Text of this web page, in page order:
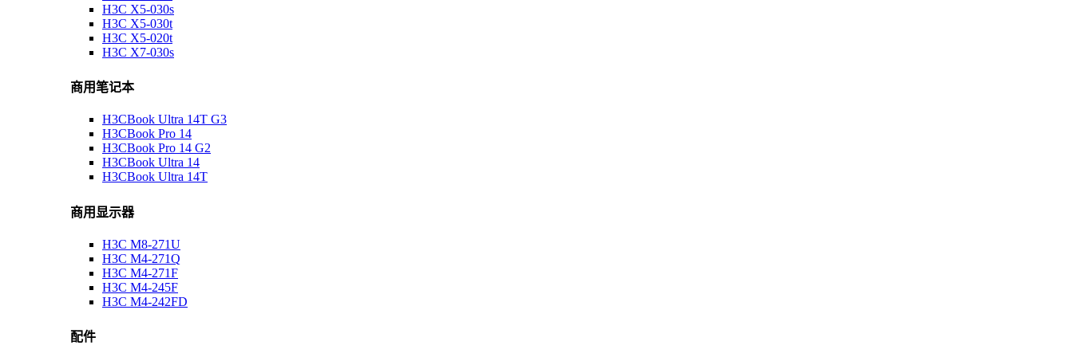
H3C X5-030s
H3C X5-030t
H3C X5-020t
H3C X7-030s
商用笔记本
H3CBook Ultra 14T G3
H3CBook Pro 14
H3CBook Pro 14 G2
H3CBook Ultra 14
H3CBook Ultra 14T
商用显示器
H3C M8-271U
H3C M4-271Q
H3C M4-271F
H3C M4-245F
H3C M4-242FD
配件